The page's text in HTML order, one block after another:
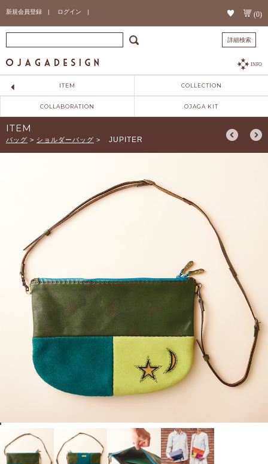
新規会員登録 | ログイン | (0)
詳細検索
INFO
ITEM COLLECTION
COLLABORATION OJAGA KIT
ITEM
バッグ > ショルダーバッグ > JUPITER